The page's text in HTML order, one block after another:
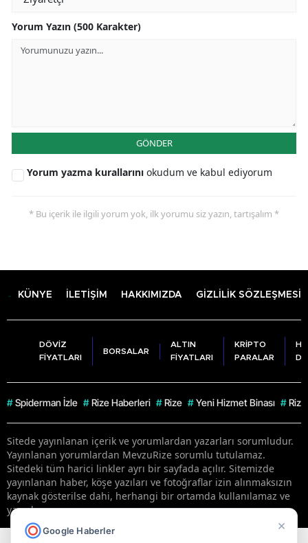
×
Google Haberler
Yorum Yazın (500 Karakter)
GÖNDER
Yorum yazma kurallarını okudum ve kabul ediyorum
* Bu içerik ile ilgili yorum yok, ilk yorumu siz yazın, tartışalım *
KÜNYE İLETİŞİM HAKKIMIZDA GİZLİLİK SÖZLEŞMESİ
DÖVİZ
FİYATLARI
BORSALAR
ALTIN
FİYATLARI
KRİPTO
PARALAR
# Spiderman İzle # Rize Haberleri # Rize # Yeni Hizmet Binası #
Sitede yayınlanan içerik ve yorumlardan yazarları sorumludur.
Yayınlanan yorumlardan MevzuRize sorumlu tutulamaz.
Sitedeki tüm harici linkler ayrı bir sayfada açılır. Sitemizde
yayınlanan haber, köşe yazıları ve fotoğraflar izin alınmaksızın
kaynak gösterilse dahi, herhangi bir ortamda kullanılamaz ve
yayınlanamaz